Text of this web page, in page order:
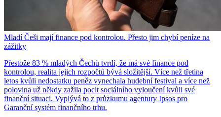
Mladí Češi mají finance pod kontrolou. Přesto jim chybí peníze na
zážitky
Přestože 83 % mladých Čechů tvrdí, že má své finance pod
kontrolou, realita jejich rozpočtů bývá složitější. Více než třetina
letos kvůli nedostatku peněz vynechala hudební festival a více než
polovina už někdy zažila pocit sociálního vyloučení kvůli své
finanční situaci. Vyplývá to z průzkumu agentury Ipsos pro
Garanční systém finančního trhu.